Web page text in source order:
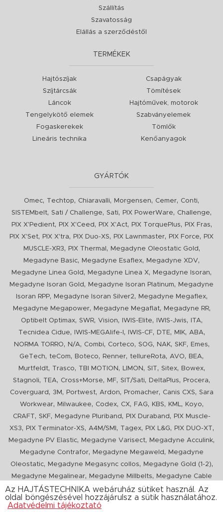
Szállítás
Szavatosság
Elállás a szerződéstől
TERMÉKEK
Hajtószíjak
Szíjtárcsák
Láncok
Tengelykötő elemek
Fogaskerekek
Lineáris technika
Csapágyak
Tömítések
Hajtóművek, motorok
Szabványelemek
Tömlők
Kenőanyagok
GYÁRTÓK
Omec, Techtop, Chiaravalli, Morgensen, Cemer, Conti,
SISTEMbelt, Sati / Challenge, Sati, PIX PowerWare, Challenge,
PIX X'Pedient, PIX X'Ceed , PIX X'Act, PIX TorquePlus, PIX Fras,
PIX X'Set, PIX X'tra, PIX Duo-XS, PIX Lawnmaster, PIX Force,
PIX
MUSCLE-XR3, PIX Thermal , Megadyne Oleostatic Gold ,
Megadyne Basic, Megadyne Esaflex, Megadyne XDV,
Megadyne Linea Gold , Megadyne Linea X, Megadyne Isoran,
Megadyne Isoran Gold , Megadyne Isoran Platinum,
Megadyne
Isoran RPP, Megadyne Isoran Silver2, Megadyne Megaflex,
Megadyne Megapower, Megadyne Megaflat, Megadyne RR,
Optibelt Optimax, SWR, Vision, IWIS-Elite, IWIS-Jwis, ITA,
Tecnidea Cidue, IWIS-MEGAlife-I , IWIS-CF, DTE, MIK, ABA,
NORMA TORRO, N/A, Combi, Corteco, SOG, NAK, SKF, Emes,
GeTech, teCom, Boteco, Renner, tellureRota, AVO, BEA,
Murtfeldt, Trasco, TBI MOTION , LIMON , SIT, Sitex, Bowex,
Stagnoli, TEA, Cross+Morse, MF, SIT/Sati, DeltaPlus, Procera,
Coverguard , 3M , Portwest, Ardon, Promacher, Canis CXS, Sara
Workwear, Milwaukee, Codex, CX, FAG, KBS, KML, Koyo,
CRAFT, SKF, Megadyne Pluriband , PIX Duraband ,
PIX Muscle-
XS3, PIX Terminator-XS, A4M/SMI , Tagex, PIX L&G, PIX DUO-XT,
Megadyne PV Elastic, Megadyne Varisect, Megadyne Acculink,
Megadyne Contrafor, Megadyne Megaweld ,
Megadyne
Oleostatic, Megadyne Megasync collos, Megadyne Gold (1-2),
Megadyne Megalinear, Megadyne Millbelts,
Megadyne Cable
Pull, PIX X'Ceed,Megadyne Pull Down, Optibelt VB,Mitsuboshi
ConCar,Megadyne Megarib ,PIX HARVESTER,Urgent
Az HAJTÁSTECHNIKA webáruház sütiket használ. Az
oldal böngészésével hozzájárulsz a sütik használatához.
Adatvédelmi tájékoztató